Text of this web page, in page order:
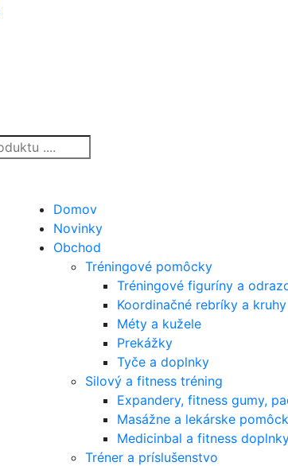
Domov
Novinky
Obchod
Tréningové pomôcky
Tréningové figuríny a
Koordinačné rebríky a kruhy
Méty a kužele
Prekážky
Tyče a doplnky
Silový a fitness tréning
Expandery, fitness gumy,
Masážne a lekárske
Medicinbal a fitness
Tréner a príslušenstvo